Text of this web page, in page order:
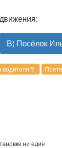
B) Посёлок
ни един